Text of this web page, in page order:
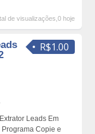
de visualizações,0 hoje
R$1.00
Leads Em
Copie e